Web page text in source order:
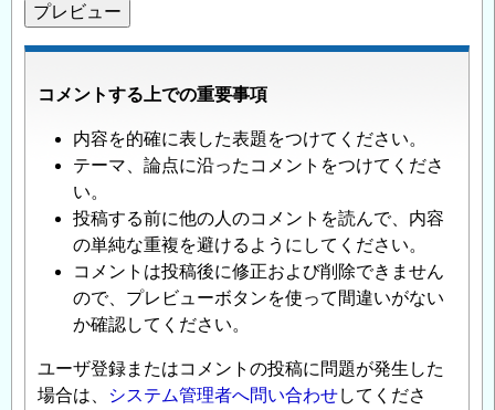
コメントする上での重要事項
内容を的確に表した表題をつけてください。
テーマ、論点に沿ったコメントをつけてくださ
い。
投稿する前に他の人のコメントを読んで、内容
の単純な重複を避けるようにしてください。
コメントは投稿後に修正および削除できません
ので、プレビューボタンを使って間違いがない
か確認してください。
ユーザ登録またはコメントの投稿に問題が発生した
場合は、
システム管理者へ問い合わせしてくださ